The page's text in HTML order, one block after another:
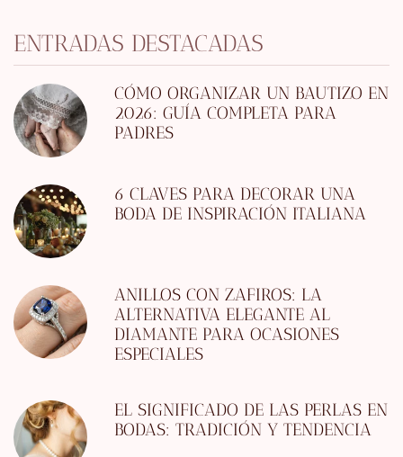
ENTRADAS DESTACADAS
CÓMO ORGANIZAR UN BAUTIZO EN
2026: GUÍA COMPLETA PARA
PADRES
6 CLAVES PARA DECORAR UNA
BODA DE INSPIRACIÓN ITALIANA
ANILLOS CON ZAFIROS: LA
ALTERNATIVA ELEGANTE AL
DIAMANTE PARA OCASIONES
ESPECIALES
EL SIGNIFICADO DE LAS PERLAS EN
BODAS: TRADICIÓN Y TENDENCIA